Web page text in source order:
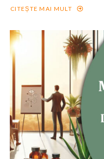
CITEȘTE MAI MULT